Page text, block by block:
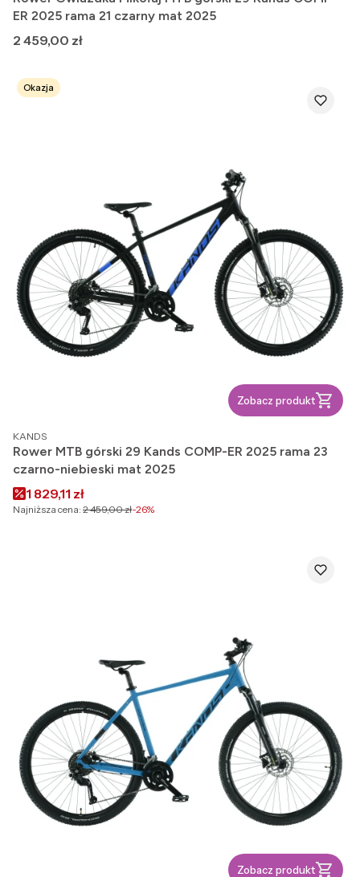
ER 2025 rama 21 czarny mat 2025
Cena
2 459,00 zł
Okazja
Zobacz produkt
PRODUCENT
KANDS
Rower MTB górski 29 Kands COMP-ER 2025 rama 23
czarno-niebieski mat 2025
Cena promocyjna
1 829,11 zł
Najniższa cena: 2 459,00 zł-26%
Zobacz produkt